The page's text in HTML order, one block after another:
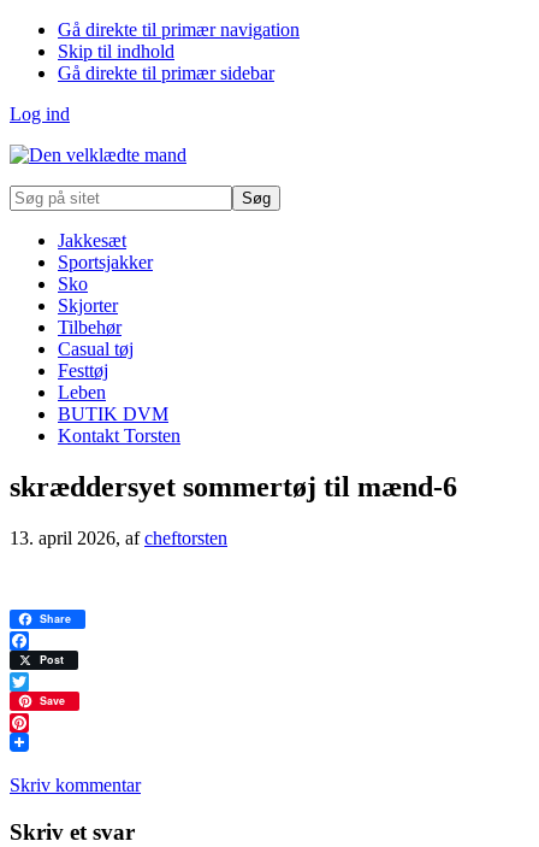
Gå direkte til primær navigation
Skip til indhold
Gå direkte til primær sidebar
Log ind
Søg
på
Jakkesæt
Sportsjakker
Sko
Skjorter
Tilbehør
Casual tøj
Festtøj
Leben
BUTIK DVM
Kontakt Torsten
skræddersyet sommertøj til mænd-6
13. april 2026, afcheftorsten
Share
Facebook
Post
Twitter
Save
Pinterest
Skriv kommentar
Læserinteraktioner
Skriv et svar